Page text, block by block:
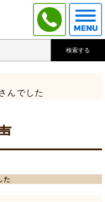
検索する
んでした
た